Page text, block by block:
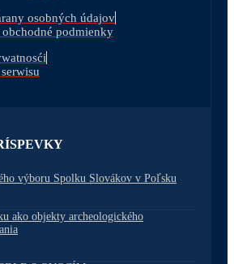
osobných údajov
obchodné podmienky
výboru Spolku Slovákov v Poľsku
ako objekty archeologického